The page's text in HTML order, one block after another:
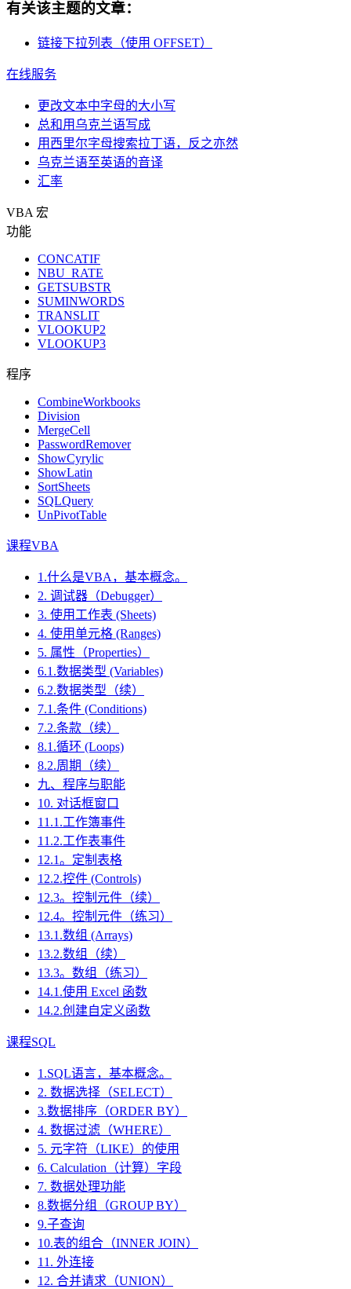
有关该主题的文章：
链接下拉列表（使用 OFFSET）
在线服务
更改文本中字母的大小写
总和用乌克兰语写成
用西里尔字母搜索拉丁语，反之亦然
乌克兰语至英语的音译
汇率
VBA 宏
功能
CONCATIF
NBU_RATE
GETSUBSTR
SUMINWORDS
TRANSLIT
VLOOKUP2
VLOOKUP3
程序
CombineWorkbooks
Division
MergeCell
PasswordRemover
ShowCyrylic
ShowLatin
SortSheets
SQLQuery
UnPivotTable
课程VBA
1.什么是VBA，基本概念。
2. 调试器（Debugger）
3. 使用工作表 (Sheets)
4. 使用单元格 (Ranges)
5. 属性（Properties）
6.1.数据类型 (Variables)
6.2.数据类型（续）
7.1.条件 (Conditions)
7.2.条款（续）
8.1.循环 (Loops)
8.2.周期（续）
九、程序与职能
10. 对话框窗口
11.1.工作簿事件
11.2.工作表事件
12.1。定制表格
12.2.控件 (Controls)
12.3。控制元件（续）
12.4。控制元件（练习）
13.1.数组 (Arrays)
13.2.数组（续）
13.3。数组（练习）
14.1.使用 Excel 函数
14.2.创建自定义函数
课程SQL
1.SQL语言，基本概念。
2. 数据选择（SELECT）
3.数据排序（ORDER BY）
4. 数据过滤（WHERE）
5. 元字符（LIKE）的使用
6. Calculation（计算）字段
7. 数据处理功能
8.数据分组（GROUP BY）
9.子查询
10.表的组合（INNER JOIN）
11. 外连接
12. 合并请求（UNION）